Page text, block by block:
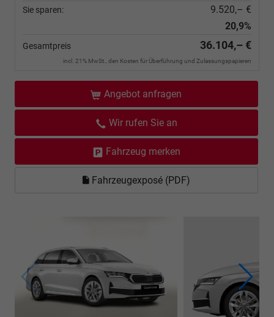
Sie sparen:
9.520,– €
20,9%
Gesamtpreis 36.104,– €
incl. 21% MwSt., den Kosten für Überführung und Zulassungspapieren
Angebot anfragen
Wir rufen Sie an
Fahrzeug merken
Fahrzeugexposé (PDF)